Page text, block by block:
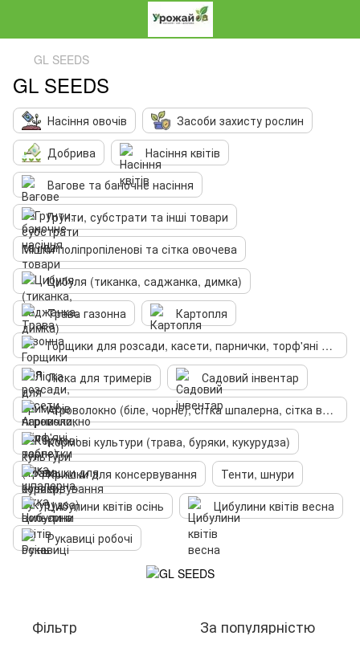
GL SEEDS
GL SEEDS
Насіння овочів
Засоби захисту рослин
Добрива
Насіння квітів
Вагове та баночне насіння
Грунти, субстрати та інші товари
Мішки поліпропіленові та сітка овочева
Цибуля (тиканка, саджанка, димка)
Трава газонна
Картопля
Горщики для розсади, касети, парнички, торф'яні таблетки
Ліска для тримерів
Садовий інвентар
Агроволокно (біле, чорне), сітка шпалерна, сітка вольєрна
Кормові культури (трава, буряки, кукурудза)
Кришки для консервування
Тенти, шнури
Цибулини квітів осінь
Цибулини квітів весна
Рукавиці робочі
Фільтр За популярністю